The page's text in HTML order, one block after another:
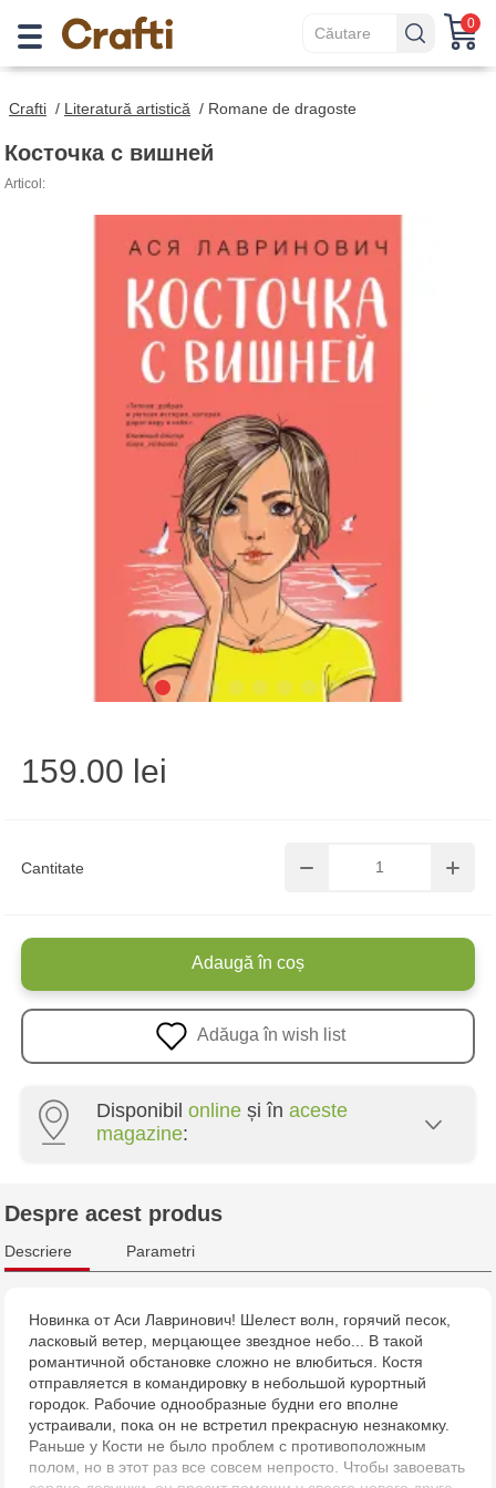
0
Crafti / Literatură artistică / Romane de dragoste
Косточка с вишней
Articol:
Cantitate
159.00 lei
Adaugă în coș
Adăuga în wish list
Disponibil online și în aceste
magazine:
Crafti Botanica - bd. Dacia, 49/14
Crafti Ciocana - str. Alecu Russo, 61/6
Crafti Riscani - bd. Moscova, 2
Crafti Bălți - str. Alexandru Cel Bun, 5
Despre acest produs
Descriere Parametri
Новинка от Аси Лавринович! Шелест волн, горячий песок,
ласковый ветер, мерцающее звездное небо... В такой
романтичной обстановке сложно не влюбиться. Костя
отправляется в командировку в небольшой курортный
городок. Рабочие однообразные будни его вполне
устраивали, пока он не встретил прекрасную незнакомку.
Раньше у Кости не было проблем с противоположным
полом, но в этот раз все совсем непросто. Чтобы завоевать